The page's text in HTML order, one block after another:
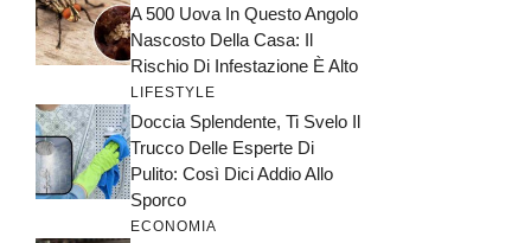
A 500 Uova In Questo Angolo
Nascosto Della Casa: Il
Rischio Di Infestazione È Alto
LIFESTYLE
Doccia Splendente, Ti Svelo Il
Trucco Delle Esperte Di
Pulito: Così Dici Addio Allo
Sporco
ECONOMIA